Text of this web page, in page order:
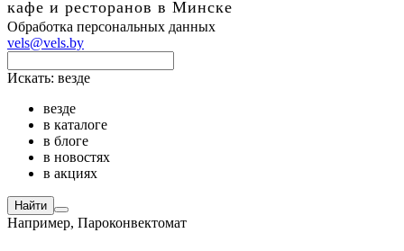
кафе и ресторанов в Минске
Обработка персональных данных
vels@vels.by
Искать: везде
везде
в каталоге
в блоге
в новостях
в акциях
Найти
Например, Пароконвектомат